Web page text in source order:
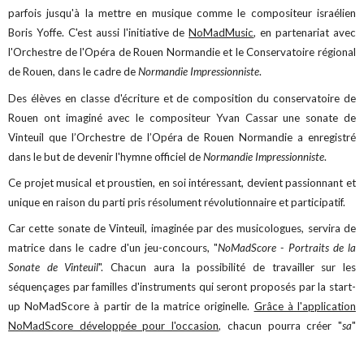
parfois jusqu'à la mettre en musique comme le compositeur israélien
Boris Yoffe. C'est aussi l'initiative deNoMadMusic, en partenariat avec
l'Orchestre de l'Opéra de Rouen Normandie et le Conservatoire régional
de Rouen, dans le cadre deNormandie Impressionniste.
Des élèves en classe d'écriture et de composition du conservatoire de
Rouen ont imaginé avec le compositeur Yvan Cassar une sonate de
Vinteuil que l’Orchestre de l’Opéra de Rouen Normandie a enregistré
dans le but de devenir l'hymne officiel deNormandie Impressionniste.
Ce projet musical et proustien, en soi intéressant, devient passionnant et
unique en raison du parti pris résolument révolutionnaire et participatif.
Car cette sonate de Vinteuil, imaginée par des musicologues, servira de
matrice dans le cadre d'un jeu-concours, "NoMadScore - Portraits de la
Sonate de Vinteuil". Chacun aura la possibilité de travailler sur les
séquençages par familles d'instruments qui seront proposés par la start-
up NoMadScore à partir de la matrice originelle. Grâce à l'application
NoMadScore développée pour l'occasion, chacun pourra créer "sa"